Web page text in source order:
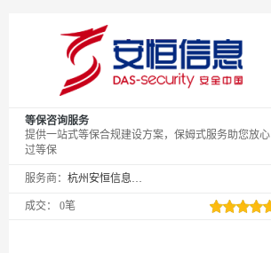
等保咨询服务
提供一站式等保合规建设方案，保姆式服务助您放心
过等保
服务商： 杭州安恒信息技术有限公司
成交： 0笔